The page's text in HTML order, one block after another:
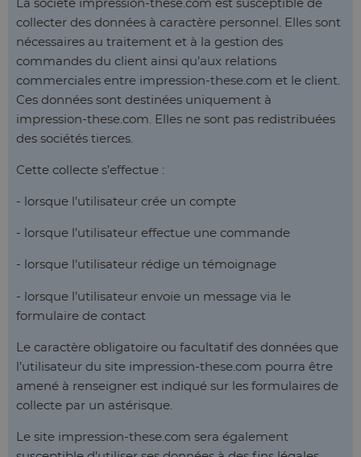
La société impression-these.com est susceptible de
collecter des données à caractère personnel. Elles sont
nécessaires au traitement et à la gestion des
commandes du client ainsi qu’aux relations
commerciales entre impression-these.com et le client.
Ces données sont destinées uniquement à
impression-these.com. Elles ne sont pas redistribuées
des sociétés tierces.
Cette collecte s’effectue :
- lorsque l’utilisateur crée un compte
- lorsque l’utilisateur effectue une commande
- lorsque l’utilisateur rédige un témoignage
- lorsque l’utilisateur envoie un message via le
formulaire de contact
Le caractère obligatoire ou facultatif des données que
l’utilisateur du site impression-these.com pourra être
amené à renseigner est indiqué sur les formulaires de
collecte par un astérisque.
Le site impression-these.com sera également